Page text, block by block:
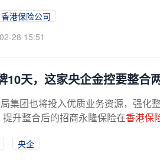
香港保险公司
02-28 15:51
10天，这家央企金控要整合
集团也将投入优质业务资源，强化
升整合后的招商永隆保险在香港保
央企